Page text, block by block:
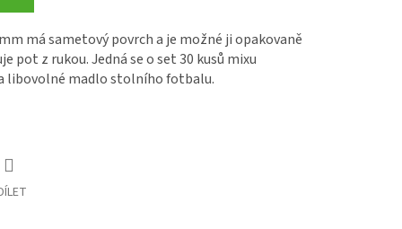
má sametový povrch a je možné ji opakovaně
pot z rukou. Jedná se o set 30 kusů mixu
libovolné madlo stolního fotbalu.